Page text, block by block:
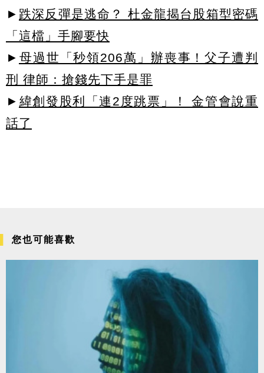
► 跌深反彈是逃命？ 杜金龍揭台股箱型密碼
「這檔」手腳要快
► 母過世「秒領206萬」辦喪事！父子遭判
刑 律師：搶錢先下手是罪
► 緯創發股利「連2度跳票」！ 金管會說重
話了
您也可能喜歡